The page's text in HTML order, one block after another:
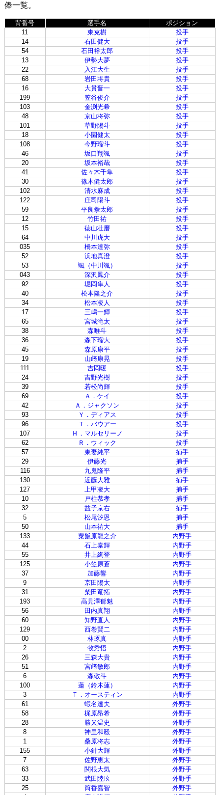
俸一覧。
背番号 選手名
ポジション
11
東克樹
投手
14
石田健大
投手
54
石田裕太郎
投手
13
伊勢大夢
投手
22
入江大生
投手
68
岩田将貴
投手
16
大貫晋一
投手
199
笠谷俊介
投手
103
金渕光希
投手
48
京山将弥
投手
101
草野陽斗
投手
18
小園健太
投手
108
今野瑠斗
投手
46
坂口翔颯
投手
20
坂本裕哉
投手
41
佐々木千隼
投手
30
篠木健太郎
投手
102
清水麻成
投手
122
庄司陽斗
投手
59
平良拳太郎
投手
12
竹田祐
投手
15
徳山壮磨
投手
64
中川虎大
投手
035
橋本達弥
投手
52
浜地真澄
投手
53
颯（中川颯）
投手
043
深沢鳳介
投手
92
堀岡隼人
投手
40
松本隆之介
投手
34
松本凌人
投手
17
三嶋一輝
投手
65
宮城滝太
投手
38
森唯斗
投手
36
森下瑠大
投手
45
森原康平
投手
19
山﨑康晃
投手
111
吉岡暖
投手
24
吉野光樹
投手
39
若松尚輝
投手
69
Ａ．ケイ
投手
42
Ａ．ジャクソン
投手
93
Ｙ．ディアス
投手
96
Ｔ．バウアー
投手
107
Ｈ．マルセリーノ
投手
62
Ｒ．ウィック
投手
57
東妻純平
捕手
29
伊藤光
捕手
116
九鬼隆平
捕手
130
近藤大雅
捕手
127
上甲凌大
捕手
10
戸柱恭孝
捕手
32
益子京右
捕手
5
松尾汐恩
捕手
50
山本祐大
捕手
133
粟飯原龍之介
内野手
44
石上泰輝
内野手
55
井上絢登
内野手
125
小笠原蒼
内野手
37
加藤響
内野手
9
京田陽太
内野手
31
柴田竜拓
内野手
193
高見澤郁魅
内野手
56
田内真翔
内野手
60
知野直人
内野手
129
西巻賢二
内野手
00
林琢真
内野手
2
牧秀悟
内野手
26
三森大貴
内野手
51
宮﨑敏郎
内野手
6
森敬斗
内野手
100
蓮（鈴木蓮）
内野手
3
Ｔ．オースティン
内野手
61
蝦名達夫
外野手
58
梶原昂希
外野手
28
勝又温史
外野手
8
神里和毅
外野手
1
桑原将志
外野手
155
小針大輝
外野手
7
佐野恵太
外野手
63
関根大気
外野手
33
武田陸玖
外野手
25
筒香嘉智
外野手